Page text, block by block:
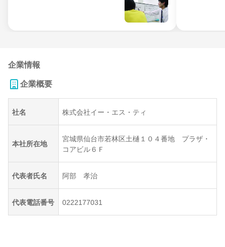
企業情報
企業概要
社名 株式会社イー・エス・ティ
本社所在地
宮城県仙台市若林区土樋１０４番地 プラザ・
コアビル６Ｆ
代表者氏名 阿部 孝治
代表電話番号 0222177031